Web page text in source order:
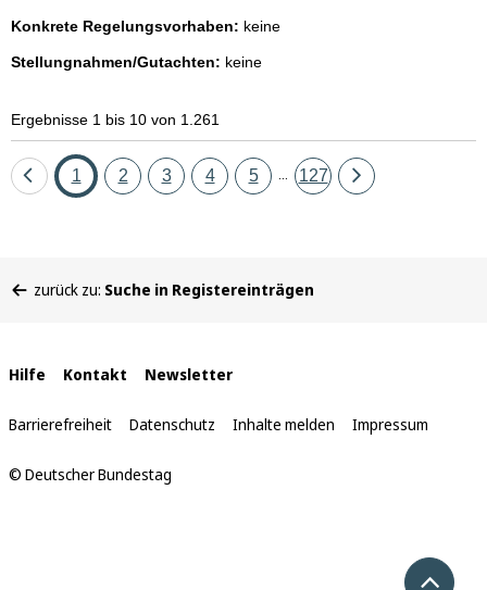
Konkrete Regelungsvorhaben: keine
Stellungnahmen/Gutachten: keine
Ergebnisse 1 bis 10 von 1.261
EineSeite
1 Seite
2 Seite
3 Seite
4 Seite
5 Seite
127
Eine
befinden
zurück zu: Suche in Registereinträgen
Interne
Links
Hilfe Kontakt Newsletter
Barrierefreiheit Datenschutz Inhalte melden Impressum
© Deutscher Bundestag